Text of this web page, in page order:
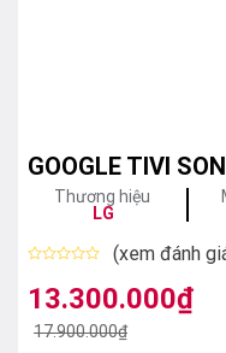
GOOGLE TIVI
Thương hiệu
LG
xếp
hạng
5
(xem đánh
17.900.000₫
Giá
gốc
13.300.000₫
Giá
hiện